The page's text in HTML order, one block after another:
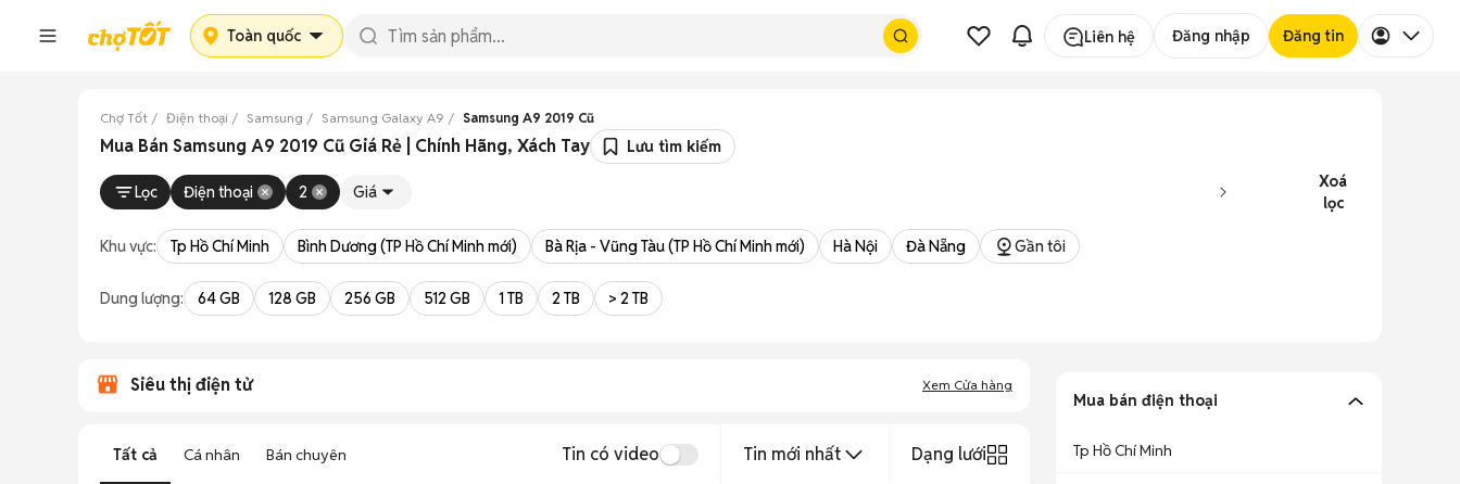
Toàn quốc Liên hệ Đăng nhập Đăng tin
Chợ Tốt Điện thoại Samsung Samsung Galaxy A9 Samsung A9 2019 Cũ
Mua Bán Samsung A9 2019 Cũ Giá Rẻ | Chính Hãng, Xách Tay Lưu tìm kiếm
Lọc Điện thoại 2 Giá
Xoá
lọc
Khu vực: Tp Hồ Chí Minh Bình Dương (TP Hồ Chí Minh mới) Bà Rịa - Vũng Tàu (TP Hồ Chí Minh mới) Hà Nội Đà Nẵng Gần tôi
Dung lượng: 64 GB 128 GB 256 GB 512 GB 1 TB 2 TB > 2 TB
Siêu thị điện tử Xem Cửa hàng
Tất cả Cá nhân Bán chuyên Tin có video Tin mới nhất Dạng lưới
Mua bán điện thoại
Tp Hồ Chí Minh